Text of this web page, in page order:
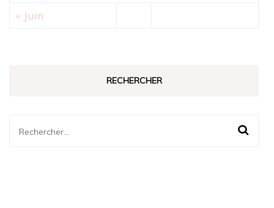
« Juin
RECHERCHER
Rechercher :